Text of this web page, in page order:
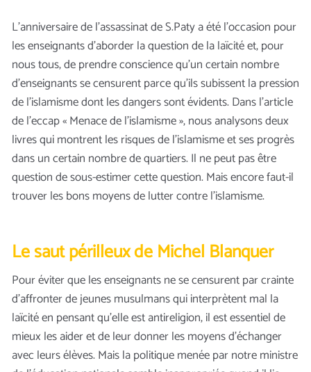
L’anniversaire de l’assassinat de S.Paty a été l’occasion pour
les enseignants d’aborder la question de la laïcité et, pour
nous tous, de prendre conscience qu’un certain nombre
d’enseignants se censurent parce qu’ils subissent la pression
de l’islamisme dont les dangers sont évidents. Dans l’article
de l’eccap « Menace de l’islamisme », nous analysons deux
livres qui montrent les risques de l’islamisme et ses progrès
dans un certain nombre de quartiers. Il ne peut pas être
question de sous-estimer cette question. Mais encore faut-il
trouver les bons moyens de lutter contre l’islamisme.
Le saut périlleux de Michel Blanquer
Pour éviter que les enseignants ne se censurent par crainte
d’affronter de jeunes musulmans qui interprètent mal la
laïcité en pensant qu’elle est antireligion, il est essentiel de
mieux les aider et de leur donner les moyens d’échanger
avec leurs élèves. Mais la politique menée par notre ministre